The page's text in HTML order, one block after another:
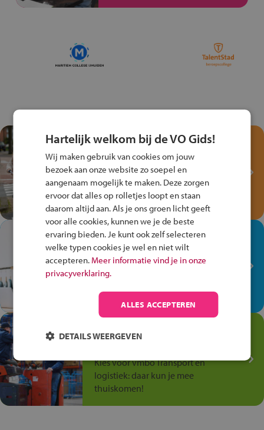
Test je kennis met het
Fiets Veilig
Verkeersspel!
Speel het Fiets Veilig Verkeersspel
en win een Cortina-fiets!
In de winkel ben je op je
plek!
Ontdek via het vmbo jouw talent
anders is!
Transport en Logistiek
Kies voor vmbo Transport en
logistiek: daar kun je mee
thuiskomen!
Hartelijk welkom bij de VO Gids!
Wij maken gebruik van cookies om jouw
bezoek aan onze website zo soepel en
aangenaam mogelijk te maken. Deze zorgen
ervoor dat alles op rolletjes loopt en staan
daarom altijd aan. Als je ons groen licht geeft
voor alle cookies, kunnen we je de beste
ervaring bieden. Je kunt ook zelf selecteren
welke typen cookies je wel en niet wilt
accepteren. Meer informatie vind je in onze
privacyverklaring.
ALLES ACCEPTEREN
DETAILS WEERGEVEN